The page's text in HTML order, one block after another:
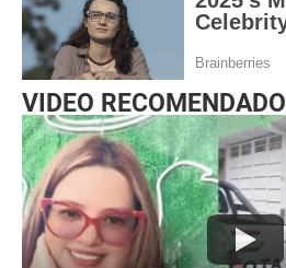
VIDEO RECOMENDADO